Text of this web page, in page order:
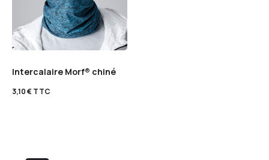
Intercalaire Morf® chiné
3,10€TTC